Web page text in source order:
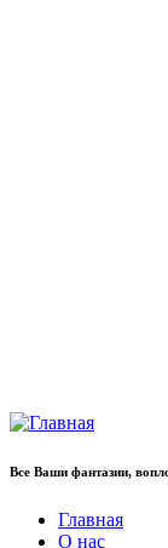
Все Ваши фантазии,
Главная
О нас